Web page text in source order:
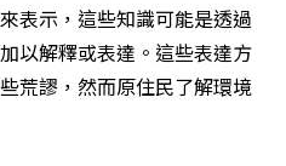
表示，這些知識可能是透過
以解釋或表達。這些表達方
荒謬，然而原住民了解環境